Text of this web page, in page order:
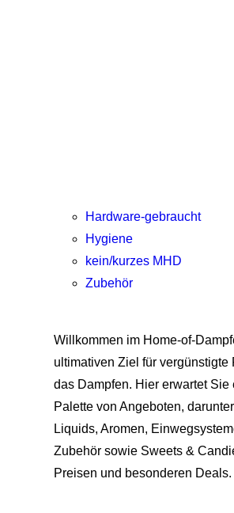
Hardware-gebraucht
Hygiene
kein/kurzes MHD
Zubehör
Willkommen im Home-of-
ultimativen Ziel für vergünstigte
das Dampfen. Hier erwartet Sie
Palette von Angeboten,
Liquids, Aromen,
Zubehör sowie Sweets &
Preisen und besonderen Deals.